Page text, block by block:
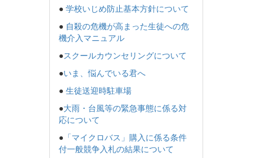
● 学校いじめ防止基本方針について
● 自殺の危機が高まった生徒への危
機介入マニュアル
●スクールカウンセリングについて
●いま、悩んでいる君へ
● 生徒送迎時駐車場
●大雨・台風等の緊急事態に係る対
応について
●「マイクロバス」購入に係る条件
付一般競争入札の結果について